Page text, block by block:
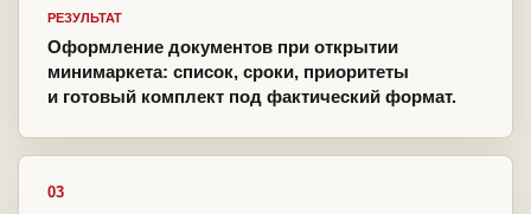
РЕЗУЛЬТАТ
Оформление документов при открытии
минимаркета: список, сроки, приоритеты
и готовый комплект под фактический формат.
03